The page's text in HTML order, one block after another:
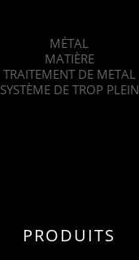
MÉTAL
MATIÈRE
TRAITEMENT DE METAL
SYSTÈME DE TROP PLEIN
PRODUITS